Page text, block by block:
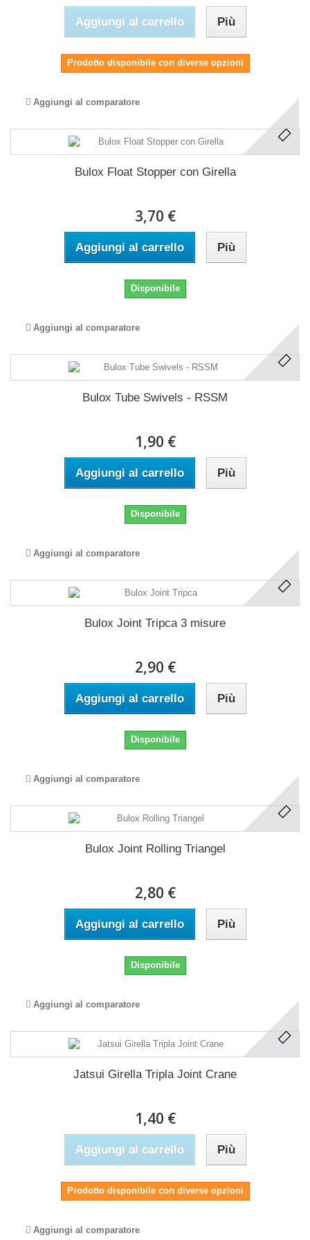
Aggiungi al carrello Più
Prodotto disponibile con diverse opzioni
Aggiungi al comparatore
Bulox Float Stopper con Girella
3,70 €
Aggiungi al carrello Più
Disponibile
Aggiungi al comparatore
Bulox Tube Swivels - RSSM
1,90 €
Aggiungi al carrello Più
Disponibile
Aggiungi al comparatore
Bulox Joint Tripca 3 misure
2,90 €
Aggiungi al carrello Più
Disponibile
Aggiungi al comparatore
Bulox Joint Rolling Triangel
2,80 €
Aggiungi al carrello Più
Disponibile
Aggiungi al comparatore
Jatsui Girella Tripla Joint Crane
1,40 €
Aggiungi al carrello Più
Prodotto disponibile con diverse opzioni
Aggiungi al comparatore